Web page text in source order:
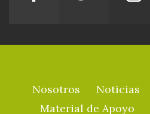
Nosotros Noticias
Material de Apoyo